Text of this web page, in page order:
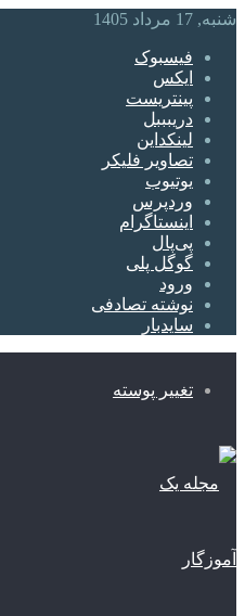
شنبه, 17 مرداد 1405
فیسبوک
ایکس
پینتریست
دریبببل
لینکداین
تصاویر فلیکر
یوتیوب
وردپرس
اینستاگرام
پی‌پال
گوگل پلی
ورود
نوشته تصادفی
سایدبار
تغییر پوسته